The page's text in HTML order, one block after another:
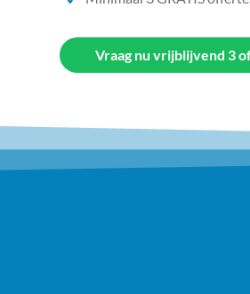
Vraag nu vrijblijvend 3